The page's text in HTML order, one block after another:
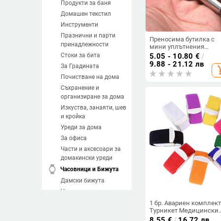
Продукти за баня
Домашен текстил
Инструменти
Празнични и парти
принадлежности
Стоки за бита
За Градината
Почистване на дома
Съхранение и
организиране за дома
Изкуства, занаяти, шев
и кройка
Уреди за дома
За офиса
Части и аксесоари за
домакински уреди
watch
Часовници и Бижута
Дамски бижута
Часовници
Преносима бутилка с
мини уплътнения
Водоустойчива кутия
Бутилки за лекарства
Титаниева сплав Калъф
хапчета за първа
5.05 - 10.80 € /
9.88 - 21.12 лв
1 бр. Авариен комплект
Турникет Медицински
Бързо бавно